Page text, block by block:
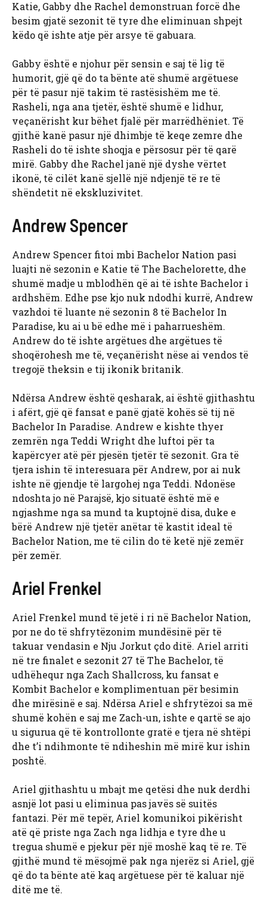
Katie, Gabby dhe Rachel demonstruan forcë dhe
besim gjatë sezonit të tyre dhe eliminuan shpejt
këdo që ishte atje për arsye të gabuara.
Gabby është e njohur për sensin e saj të lig të
humorit, gjë që do ta bënte atë shumë argëtuese
për të pasur një takim të rastësishëm me të.
Rasheli, nga ana tjetër, është shumë e lidhur,
veçanërisht kur bëhet fjalë për marrëdhëniet. Të
gjithë kanë pasur një dhimbje të keqe zemre dhe
Rasheli do të ishte shoqja e përsosur për të qarë
mirë. Gabby dhe Rachel janë një dyshe vërtet
ikonë, të cilët kanë sjellë një ndjenjë të re të
shëndetit në ekskluzivitet.
Andrew Spencer
Andrew Spencer fitoi mbi Bachelor Nation pasi
luajti në sezonin e Katie të The Bachelorette, dhe
shumë madje u mblodhën që ai të ishte Bachelor i
ardhshëm. Edhe pse kjo nuk ndodhi kurrë, Andrew
vazhdoi të luante në sezonin 8 të Bachelor In
Paradise, ku ai u bë edhe më i paharrueshëm.
Andrew do të ishte argëtues dhe argëtues të
shoqërohesh me të, veçanërisht nëse ai vendos të
tregojë theksin e tij ikonik britanik.
Ndërsa Andrew është qesharak, ai është gjithashtu
i afërt, gjë që fansat e panë gjatë kohës së tij në
Bachelor In Paradise. Andrew e kishte thyer
zemrën nga Teddi Wright dhe luftoi për ta
kapërcyer atë për pjesën tjetër të sezonit. Gra të
tjera ishin të interesuara për Andrew, por ai nuk
ishte në gjendje të largohej nga Teddi. Ndonëse
ndoshta jo në Parajsë, kjo situatë është më e
ngjashme nga sa mund ta kuptojnë disa, duke e
bërë Andrew një tjetër anëtar të kastit ideal të
Bachelor Nation, me të cilin do të ketë një zemër
për zemër.
Ariel Frenkel
Ariel Frenkel mund të jetë i ri në Bachelor Nation,
por ne do të shfrytëzonim mundësinë për të
takuar vendasin e Nju Jorkut çdo ditë. Ariel arriti
në tre finalet e sezonit 27 të The Bachelor, të
udhëhequr nga Zach Shallcross, ku fansat e
Kombit Bachelor e komplimentuan për besimin
dhe mirësinë e saj. Ndërsa Ariel e shfrytëzoi sa më
shumë kohën e saj me Zach-un, ishte e qartë se ajo
u sigurua që të kontrollonte gratë e tjera në shtëpi
dhe t’i ndihmonte të ndiheshin më mirë kur ishin
poshtë.
Ariel gjithashtu u mbajt me qetësi dhe nuk derdhi
asnjë lot pasi u eliminua pas javës së suitës
fantazi. Për më tepër, Ariel komunikoi pikërisht
atë që priste nga Zach nga lidhja e tyre dhe u
tregua shumë e pjekur për një moshë kaq të re. Të
gjithë mund të mësojmë pak nga njerëz si Ariel, gjë
që do ta bënte atë kaq argëtuese për të kaluar një
ditë me të.